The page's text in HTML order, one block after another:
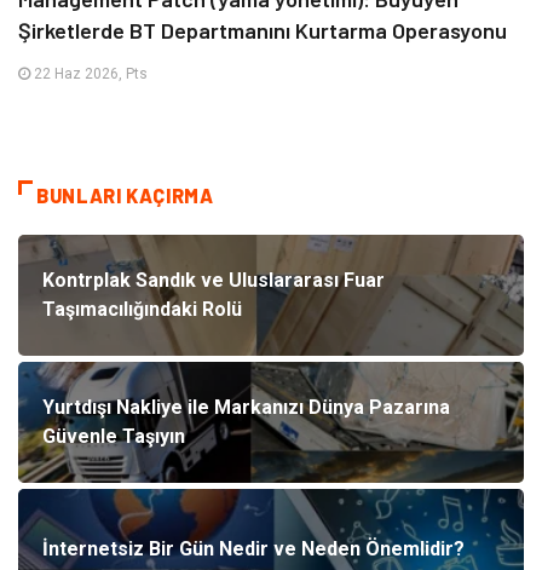
Şirketlerde BT Departmanını Kurtarma Operasyonu
22 Haz 2026, Pts
BUNLARI KAÇIRMA
Kontrplak Sandık ve Uluslararası Fuar
Taşımacılığındaki Rolü
Yurtdışı Nakliye ile Markanızı Dünya Pazarına
Güvenle Taşıyın
İnternetsiz Bir Gün Nedir ve Neden Önemlidir?